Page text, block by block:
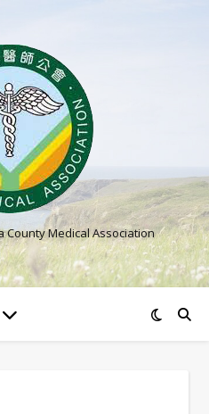
County Medical Association